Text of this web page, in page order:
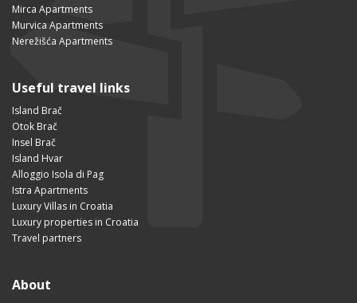
Mirca Apartments
Murvica Apartments
Nerežišća Apartments
Useful travel links
Island Brač
Otok Brač
Insel Brač
Island Hvar
Alloggio Isola di Pag
Istra Apartments
Luxury Villas in Croatia
Luxury properties in Croatia
Travel partners
About